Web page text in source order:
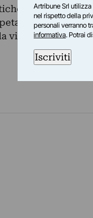
sono
di rose e allo
vita o del
Artribune Srl
nel rispetto della
personali verranno
informativa. Potrai
Iscriviti